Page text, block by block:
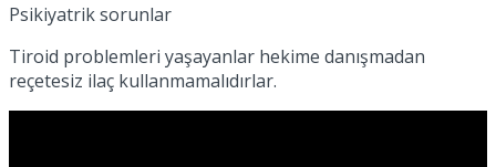
Psikiyatrik sorunlar
Tiroid problemleri yaşayanlar hekime danışmadan
reçetesiz ilaç kullanmamalıdırlar.